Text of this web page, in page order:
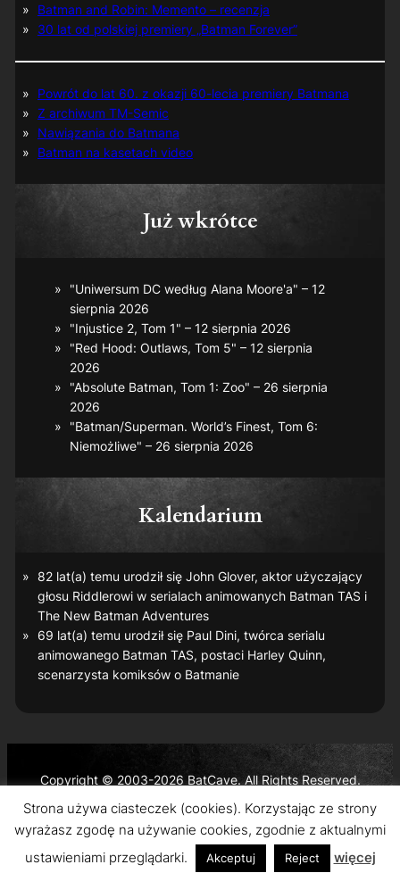
Batman and Robin: Memento – recenzja
30 lat od polskiej premiery „Batman Forever”
Powrót do lat 60. z okazji 60-lecia premiery Batmana
Z archiwum TM-Semic
Nawiązania do Batmana
Batman na kasetach video
Już wkrótce
"Uniwersum DC według Alana Moore'a" – 12
sierpnia 2026
"Injustice 2, Tom 1" – 12 sierpnia 2026
"Red Hood: Outlaws, Tom 5" – 12 sierpnia
2026
"Absolute Batman, Tom 1: Zoo" – 26 sierpnia
2026
"Batman/Superman. World’s Finest, Tom 6:
Niemożliwe" – 26 sierpnia 2026
Kalendarium
82 lat(a) temu urodził się John Glover, aktor użyczający
głosu Riddlerowi w serialach animowanych Batman TAS i
The New Batman Adventures
69 lat(a) temu urodził się Paul Dini, twórca serialu
animowanego Batman TAS, postaci Harley Quinn,
scenarzysta komiksów o Batmanie
Copyright © 2003-2026 BatCave. All Rights Reserved.
Batman and all related characters and elements are the
trademarks of © DC Comics and Warner Bros. Entertainment
Inc.
Strona używa ciasteczek (cookies). Korzystając ze strony
wyrażasz zgodę na używanie cookies, zgodnie z aktualnymi
ustawieniami przeglądarki.
Akceptuj Reject więcej